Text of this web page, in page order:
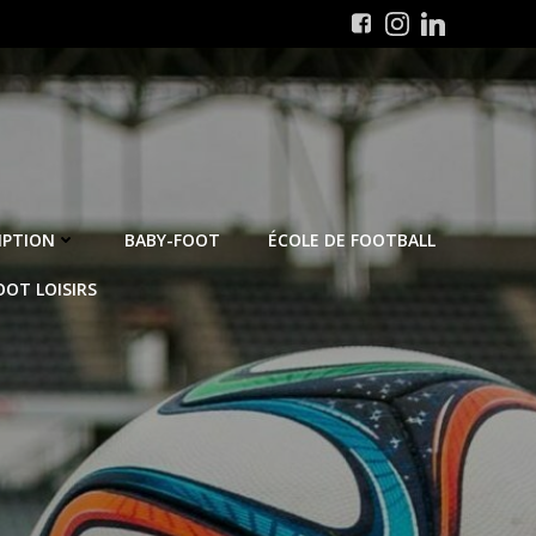
BABY-FOOT ÉCOLE DE FOOTBALL
LOISIRS